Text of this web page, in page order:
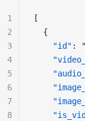
[
  {
"id" :
1
2
3
4
5
6
7
8